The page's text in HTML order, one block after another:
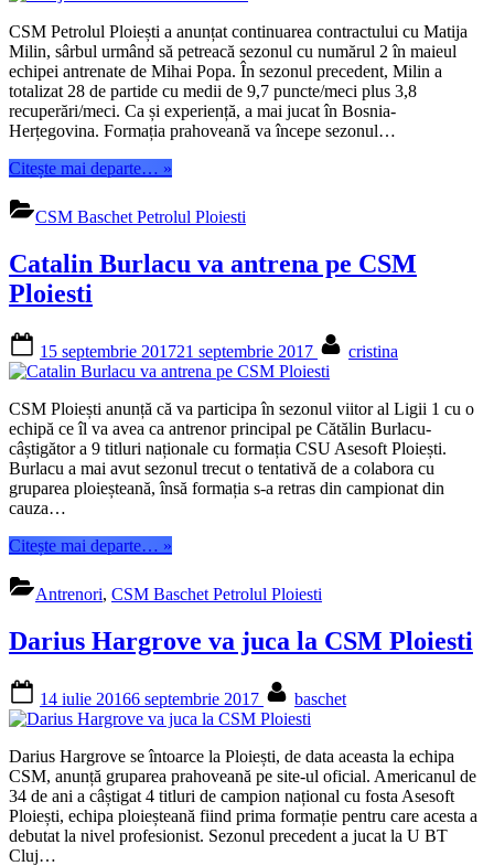
CSM Petrolul Ploiești a anunțat continuarea contractului cu Matija
Milin, sârbul urmând să petreacă sezonul cu numărul 2 în maieul
echipei antrenate de Mihai Popa. În sezonul precedent, Milin a
totalizat 28 de partide cu medii de 9,7 puncte/meci plus 3,8
recuperări/meci. Ca și experiență, a mai jucat în Bosnia-
Herțegovina. Formația prahoveană va începe sezonul…
Citește mai departe… “Matija
continua
la
»
CSM Baschet Petrolul Ploiesti
Catalin Burlacu va antrena pe CSM
Ploiesti
on
15 septembrie 201721 septembrie 2017 cristina
CSM Ploiești anunță că va participa în sezonul viitor al Ligii 1 cu o
echipă ce îl va avea ca antrenor principal pe Cătălin Burlacu-
câștigător a 9 titluri naționale cu formația CSU Asesoft Ploiești.
Burlacu a mai avut sezonul trecut o tentativă de a colabora cu
gruparea ploieșteană, însă formația s-a retras din campionat din
cauza…
Citește mai departe… “Catalin
va
antrena
CSM
»
Antrenori, CSM Baschet Petrolul Ploiesti
Darius Hargrove va juca la CSM Ploiesti
on
14 iulie 20166 septembrie 2017 baschet
Darius Hargrove se întoarce la Ploiești, de data aceasta la echipa
CSM, anunță gruparea prahoveană pe site-ul oficial. Americanul de
34 de ani a câștigat 4 titluri de campion național cu fosta Asesoft
Ploiești, echipa ploieșteană fiind prima formație pentru care acesta a
debutat la nivel profesionist. Sezonul precedent a jucat la U BT
Cluj…